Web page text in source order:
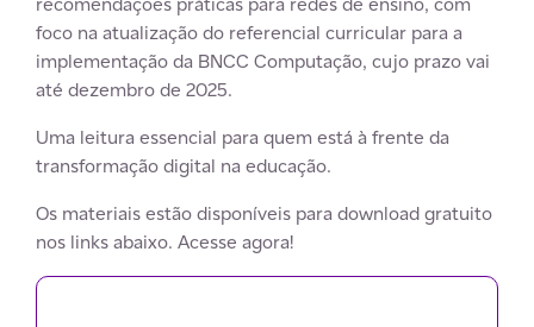
foco na atualização do referencial curricular para a
implementação da BNCC Computação, cujo prazo vai
até dezembro de 2025.
Uma leitura essencial para quem está à frente da
transformação digital na educação.
Os materiais estão disponíveis para download gratuito
nos links abaixo. Acesse agora!